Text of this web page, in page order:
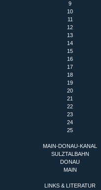
9
10
11
12
13
14
15
16
17
18
19
20
21
22
23
24
25
MAIN-DONAU-KANAL
SULZTALBAHN
DONAU
MAIN
LINKS & LITERATUR